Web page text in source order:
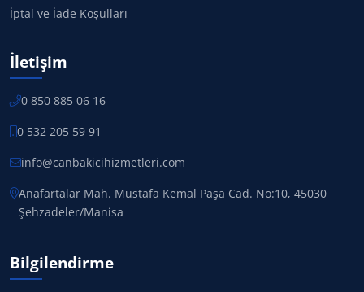
İptal ve İade Koşulları
İletişim
0 850 885 06 16
0 532 205 59 91
info@canbakicihizmetleri.com
Anafartalar Mah. Mustafa Kemal Paşa Cad. No:10, 45030
Şehzadeler/Manisa
Bilgilendirme